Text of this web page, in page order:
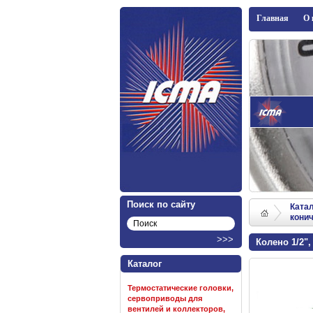
Колено 1/
Каталог
Термостатические головки,
сервоприводы для
вентилей и коллекторов,
ICMA
Главная О
Поиск по сайту